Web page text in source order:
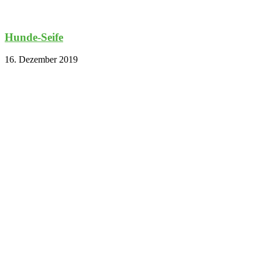
Hunde-Seife
16. Dezember 2019